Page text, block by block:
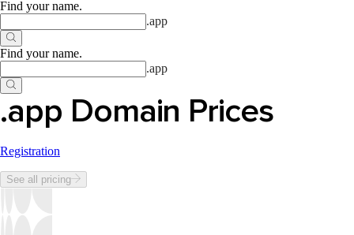
Find your name.
.app
Find your name.
.app
.app Domain Prices
Registration
See all pricing